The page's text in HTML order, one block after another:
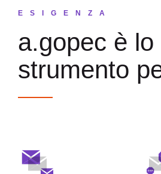
ESIGENZA
a.gopec è lo
strumento